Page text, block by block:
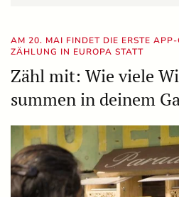
AM 20. MAI FINDET DIE ERSTE
ZÄHLUNG IN EUROPA STATT
Zähl mit: Wie viele
summen in deinem